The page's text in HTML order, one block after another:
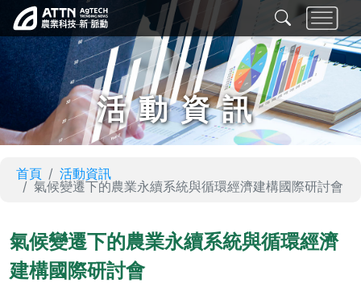
活動資訊
首頁
活動資訊
氣候變遷下的農業永續系統與循環經濟建構國際研討會
氣候變遷下的農業永續系統與循環經濟
建構國際研討會